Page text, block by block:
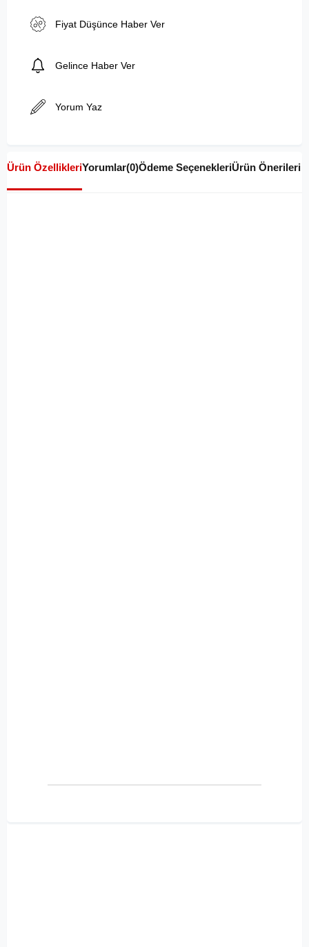
Fiyat Düşünce Haber Ver
Gelince Haber Ver
Yorum Yaz
Ürün ÖzellikleriYorumlar(0)Ödeme SeçenekleriÜrün Önerileri